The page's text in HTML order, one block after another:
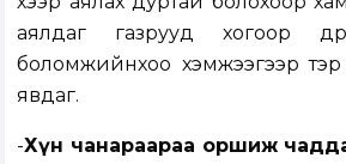
аялдаг газрууд хогоор
боломжийнхоо хэмжээгээр
явдаг.
-Хүн чанараараа оршиж чаддаг